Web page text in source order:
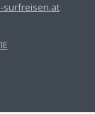
surfreisen.at